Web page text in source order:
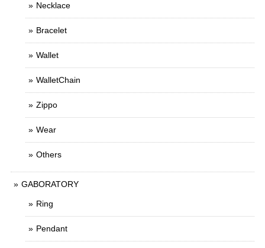
Necklace
Bracelet
Wallet
WalletChain
Zippo
Wear
Others
GABORATORY
Ring
Pendant